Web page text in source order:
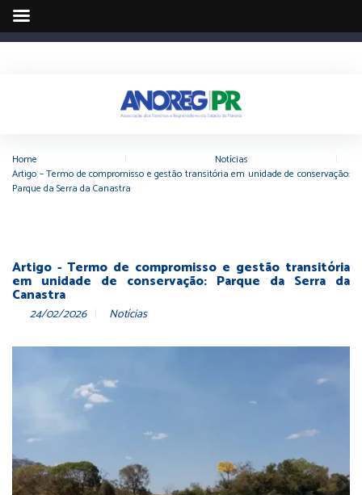
Home Notícias
Artigo – Termo de compromisso e gestão transitória em unidade de conservação:
Parque da Serra da Canastra
Artigo - Termo de compromisso e gestão transitória
em unidade de conservação: Parque da Serra da
Canastra
24/02/2026 Notícias